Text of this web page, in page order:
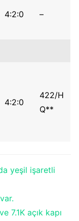
4:2:0 –
4:2:0
422/H
Q**
yeşil işaretli
7.1K açık kapı